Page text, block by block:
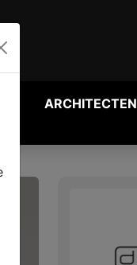
ARCHITECTEN